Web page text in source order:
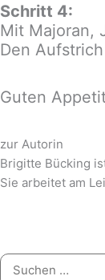
Schritt 4:
Mit Majoran,
Den
Guten
zur Autorin
Brigitte Bücking
Sie arbeitet am
Suchen